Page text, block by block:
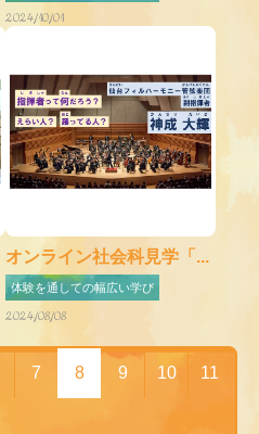
2024/10/01
オンライン社会科見学「...
体験を通しての幅広い学び
2024/08/08
7 8 9 10 11